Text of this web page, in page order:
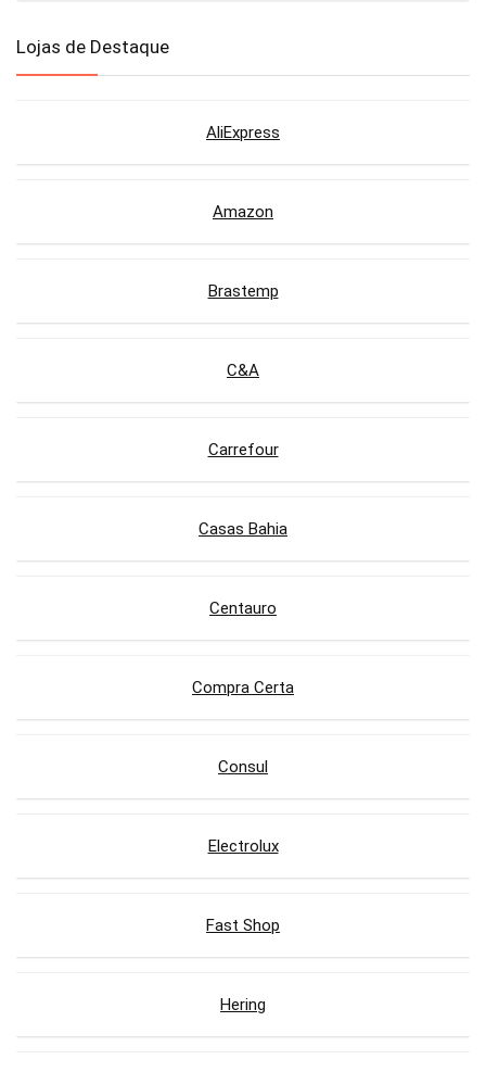
Lojas de Destaque
AliExpress
Amazon
Brastemp
C&A
Carrefour
Casas Bahia
Centauro
Compra Certa
Consul
Electrolux
Fast Shop
Hering